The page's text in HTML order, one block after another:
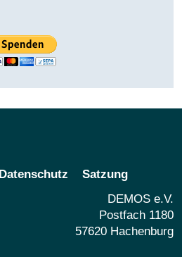
Datenschutz
Satzung
DEMOS e.V.
Postfach 1180
57620 Hachenburg